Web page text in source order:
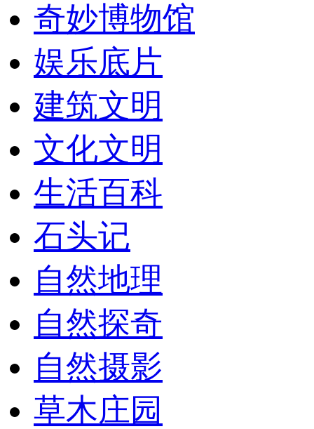
奇妙博物馆
娱乐底片
建筑文明
文化文明
生活百科
石头记
自然地理
自然探奇
自然摄影
草木庄园